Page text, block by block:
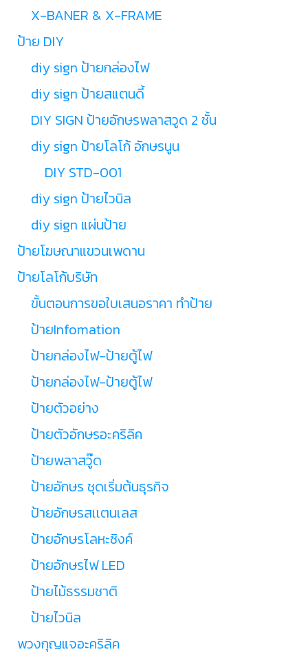
X-BANER & X-FRAME
ป้าย DIY
diy sign ป้ายกล่องไฟ
diy sign ป้ายสแตนดี้
DIY SIGN ป้ายอักษรพลาสวูด 2 ชั้น
diy sign ป้ายโลโก้ อักษรนูน
DIY STD-001
diy sign ป้ายไวนิล
diy sign แผ่นป้าย
ป้ายโฆษณาแขวนเพดาน
ป้ายโลโก้บริษัท
ขั้นตอนการขอใบเสนอราคา ทำป้าย
ป้ายInfomation
ป้ายกล่องไฟ-ป้ายตู้ไฟ
ป้ายกล่องไฟ-ป้ายตู้ไฟ
ป้ายตัวอย่าง
ป้ายตัวอักษรอะคริลิค
ป้ายพลาสวู๊ด
ป้ายอักษร ชุดเริ่มต้นธุรกิจ
ป้ายอักษรสเเตนเลส
ป้ายอักษรโลหะซิงค์
ป้ายอักษรไฟ LED
ป้ายไม้ธรรมชาติ
ป้ายไวนิล
พวงกุญแจอะคริลิค